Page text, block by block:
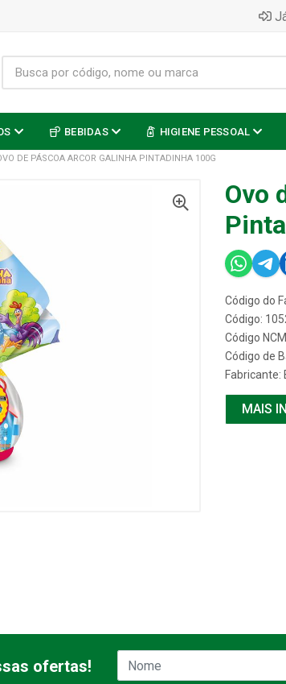
BEBIDAS HIGIENE PESSOAL
DE PÁSCOA ARCOR GALINHA PINTADINHA 100G
Ovo
Código do
Código:
Código
Código de
Fabricante:
MAIS
ofertas!